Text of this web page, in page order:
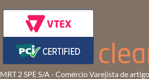
MRT 2 SPE S/A - Comércio Varejista de